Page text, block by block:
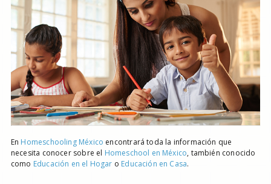
En Homeschooling México encontrará toda la información que
necesita conocer sobre el Homeschool en México, también conocido
como Educación en el Hogar o Educación en Casa.